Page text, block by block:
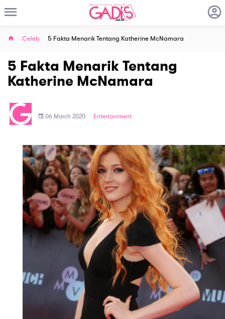
Celeb 5 Fakta Menarik Tentang Katherine McNamara
5 Fakta Menarik Tentang
Katherine McNamara
06 March 2020 Entertainment